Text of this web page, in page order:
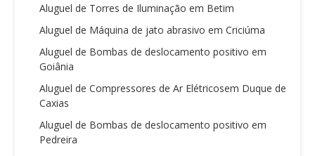
Aluguel de Torres de Iluminação em Betim
Aluguel de Máquina de jato abrasivo em Criciúma
Aluguel de Bombas de deslocamento positivo em
Goiânia
Aluguel de Compressores de Ar Elétricosem Duque de
Caxias
Aluguel de Bombas de deslocamento positivo em
Pedreira